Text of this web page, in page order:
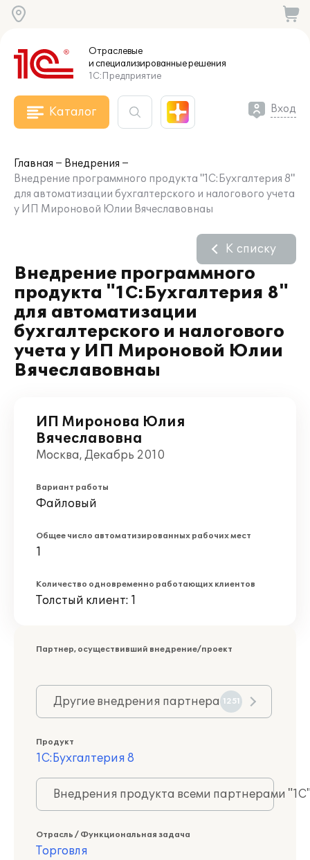
Отраслевые
и специализированныерешения
1С:Предприятие
Каталог Вход
Главная
Внедрения
Внедрение программного продукта "1С:Бухгалтерия 8"
для автоматизации бухгалтерского и налогового учета
у ИП Мироновой Юлии Вячеславовнаы
Внедрение программного
продукта "1С:Бухгалтерия 8"
для автоматизации
бухгалтерского и налогового
учета у ИП Мироновой Юлии
Вячеславовнаы
К списку
ИП Миронова Юлия
Вячеславовна
Москва, Декабрь 2010
Вариант работы
Файловый
Общее число автоматизированных рабочих мест
1
Количество одновременно работающих клиентов
Толстый клиент: 1
Партнер, осуществивший внедрение/проект
Другие внедрения партнера 1251
Продукт
1С:Бухгалтерия 8
Внедрения продукта всеми партнерами
Отрасль / Функциональная задача
Торговля